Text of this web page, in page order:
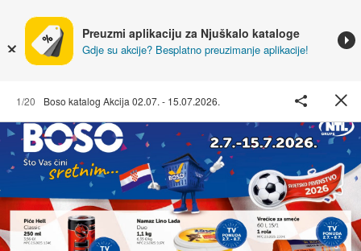
Preuzmi aplikaciju za Njuškalo kataloge
Gdje su akcije? Besplatno preuzimanje aplikacije!
1/20 Boso katalog Akcija 02.07. - 15.07.2026.